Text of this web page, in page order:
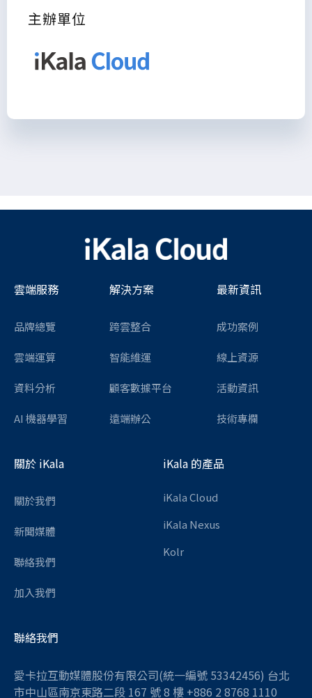
主辦單位
雲端服務
品牌總覽
雲端運算
資料分析
AI 機器學習
解決方案
跨雲整合
智能維運
顧客數據平台
遠端辦公
最新資訊
成功案例
線上資源
活動資訊
技術專欄
關於 iKala
關於我們
新聞媒體
聯絡我們
加入我們
iKala 的產品
iKala Cloud
iKala Nexus
Kolr
聯絡我們
愛卡拉互動媒體股份有限公司(統一編號 53342456) 台北
市中山區南京東路二段 167 號 8 樓 +886 2 8768 1110